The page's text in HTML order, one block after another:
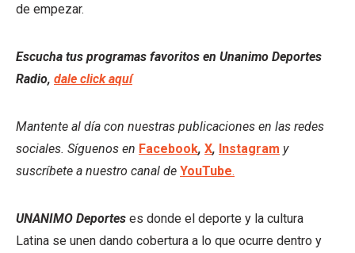
de empezar.
Escucha tus programas favoritos en Unanimo Deportes
Radio, dale click aquí
Mantente al día con nuestras publicaciones en las redes
sociales. Síguenos en Facebook, X, Instagram y
suscríbete a nuestro canal de YouTube.
UNANIMO Deportes es donde el deporte y la cultura
Latina se unen dando cobertura a lo que ocurre dentro y